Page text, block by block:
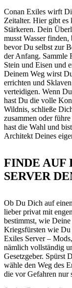
Conan Exiles wirft
Zeitalter. Hier gibt es
Stärkeren. Dein
musst Wasser
bevor Du selbst zur
der Anfang. Sammle
Stein und Eisen und
Deinem Weg wirst
errichten und
verteidigen. Wenn
hast Du die volle
Wildnis, schließe
zusammen oder
hast die Wahl und
Architekt Deines
FINDE AUF
SERVER
Ob Du Dich auf
lieber privat mit
bestimmst, wie
Kriegsfürsten wie Du
Exiles Server –
nämlich vollständig
Gesetzgeber. Spürst
wähle den Weg des
die vor Gefahren nur